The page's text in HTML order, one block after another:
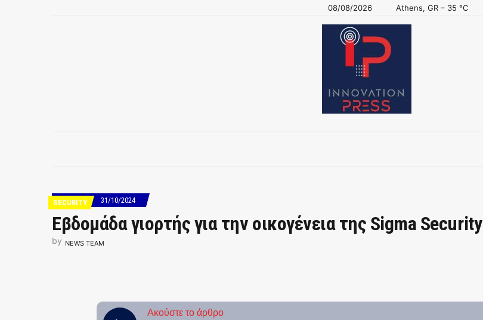
08/08/2026 Athens, GR – 35 C
SECURITY 31/10/2024
Εβδομάδα γιορτής για την οικογένεια της Sigma Security
by NEWS TEAM